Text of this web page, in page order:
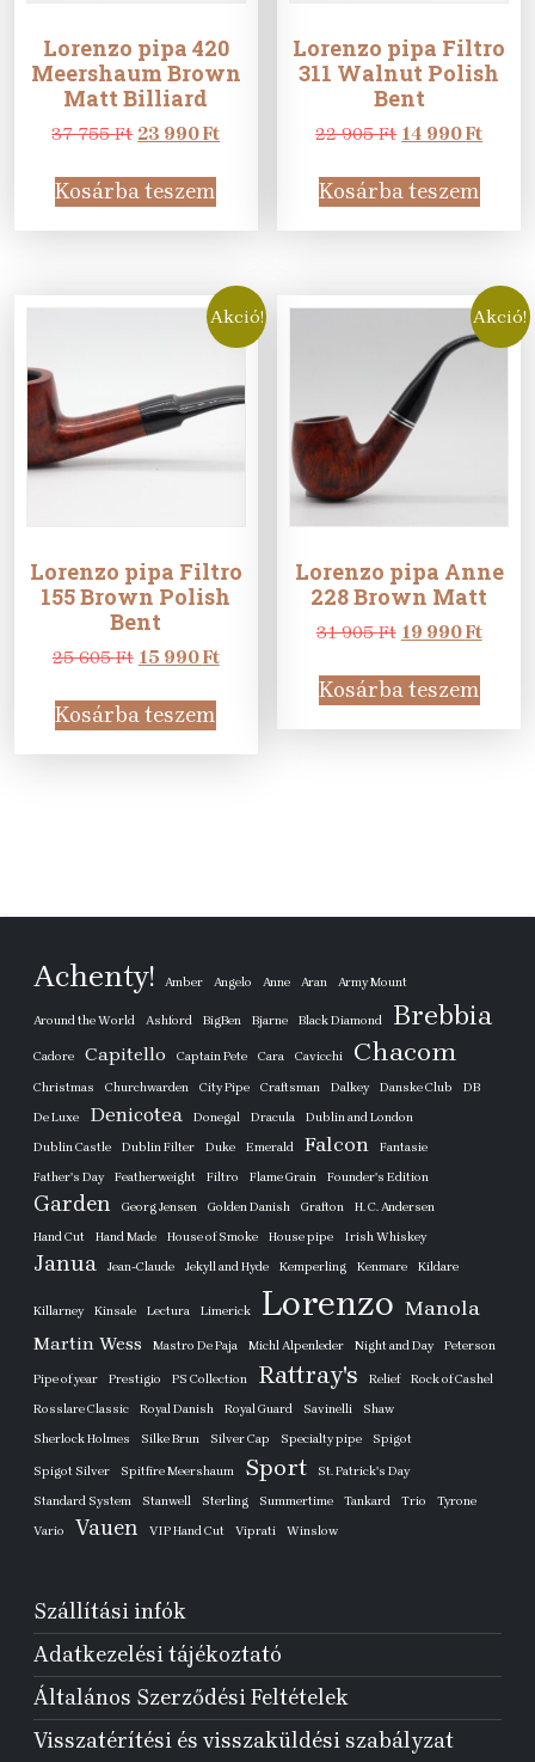
Lorenzo pipa 420
Meershaum Brown
Matt Billiard
37 755Ft Original
was:
37
755 Ft.
23 990FtCurrent
990 Ft.
Kosárba teszem
Lorenzo pipa Filtro
311 Walnut Polish
Bent
22 905Ft Original
was:
22
905 Ft.
14 990Ft
990
Kosárba teszem
Akció!
Lorenzo pipa Filtro
155 Brown Polish
Bent
25 605Ft Original
was:
25
605 Ft.
15 990FtCurrent
990 Ft.
Kosárba teszem
Akció!
Lorenzo pipa Anne
228 Brown Matt
31 905Ft Original
was:
31
905 Ft.
19 990Ft
990
Kosárba teszem
Achenty! Amber Angelo Anne Aran Army Mount
Around the World Ashford BigBen Bjarne Black Diamond Brebbia
Cadore Capitello Captain Pete Cara Cavicchi Chacom
Christmas Churchwarden City Pipe Craftsman Dalkey Danske Club
DB
De Luxe
Denicotea Donegal Dracula
Dublin and London
Dublin Castle
Dublin Filter Duke Emerald Falcon
Fantasie
Father's Day
Featherweight Filtro Flame Grain Founder's Edition
Garden Georg Jensen Golden Danish Grafton
H. C. Andersen
Hand Cut
Hand Made House of Smoke House pipe Irish Whiskey
Janua Jean-Claude Jekyll and Hyde Kemperling Kenmare Kildare
Killarney Kinsale Lectura Limerick Lorenzo Manola
Martin Wess Mastro De Paja Michl Alpenleder Night and Day Peterson
Pipe of year Prestigio PS Collection Rattray's Relief
Rock of Cashel
Rosslare Classic
Royal Danish Royal Guard Savinelli
Shaw
Sherlock Holmes
Silke Brun Silver Cap Specialty pipe Spigot
Spigot Silver Spitfire Meershaum Sport
St. Patrick's Day
Standard System
Stanwell Sterling Summertime Tankard Trio
Tyrone
Vario
Vauen VIP Hand Cut Viprati Winslow
Szállítási infók
Adatkezelési tájékoztató
Általános Szerződési Feltételek
Visszatérítési és visszaküldési szabályzat